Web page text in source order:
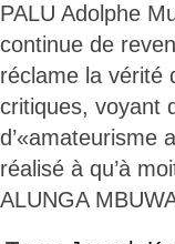
PALU Adolphe
continue de
réclame la vérité
critiques, voyant
d’«amateurisme
réalisé à qu’à
ALUNGA